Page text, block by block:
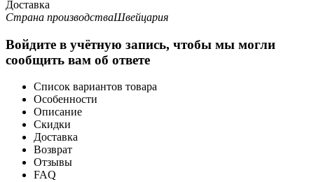
Доставка
Страна производстваШвейцария
Войдите в учётную запись, чтобы мы могли
сообщить вам об ответе
Список вариантов товара
Особенности
Описание
Скидки
Доставка
Возврат
Отзывы
FAQ